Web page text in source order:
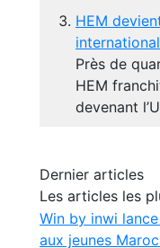
HEM
Près de
HEM
devenant
Dernier articles
Les articles les
Win by inwi
aux jeunes